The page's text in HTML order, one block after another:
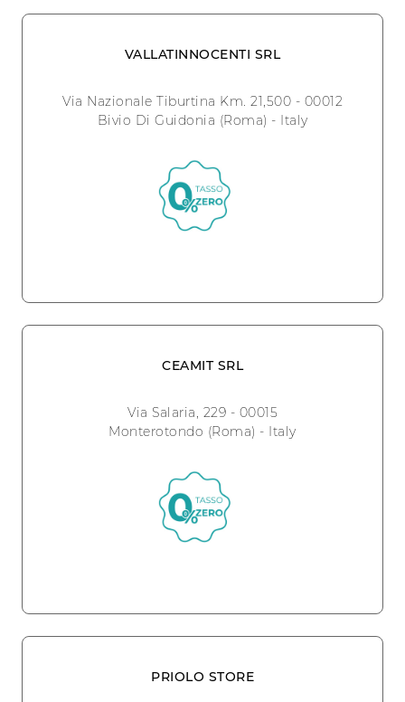
VALLATINNOCENTI SRL
Via Nazionale Tiburtina Km. 21,500 - 00012
Bivio Di Guidonia (Roma) - Italy
CEAMIT SRL
Via Salaria, 229 - 00015
Monterotondo (Roma) - Italy
PRIOLO STORE